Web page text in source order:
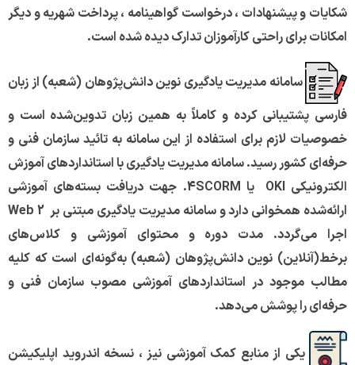
شکایات و پیشنهادات ، درخواست گواهینامه ، پرداخت شهریه و دیگر
امکانات برای راحتی کارآموزان تدارک دیده شده است.
سامانه مدیریت یادگیری نوین دانش‌پژوهان (شعبه) از زبان
فارسی پشتیبانی کرده و کاملاً به همین زبان تدوین‌شده است و
خصوصیات لازم برای استفاده از این سامانه به تائید سازمان فنی و
حرفه‌ای کشور رسید.سامانه مدیریت یادگیری با استانداردهای آموزش
الكترونیكی OKI یا 4SCORM. جهت دریافت بسته‌های آموزشی
ارائه‌شده همخوانی دارد و سامانه مدیریت یادگیری مبتنی بر Web 2
اجرا می‌گردد. مدت دوره و محتوای آموزشی و کلاس‌های
برخط(آنلاین) نوین دانش‌پژوهان (شعبه) به‌گونه‌ای است كه كلیه
مطالب موجود در استانداردهای آموزشی مصوب سازمان فنی و
حرفه‌ای را پوشش می‌دهد.
یکی از منابع کمک آموزشی نیز ، نسخه اندروید اپلیکیشن